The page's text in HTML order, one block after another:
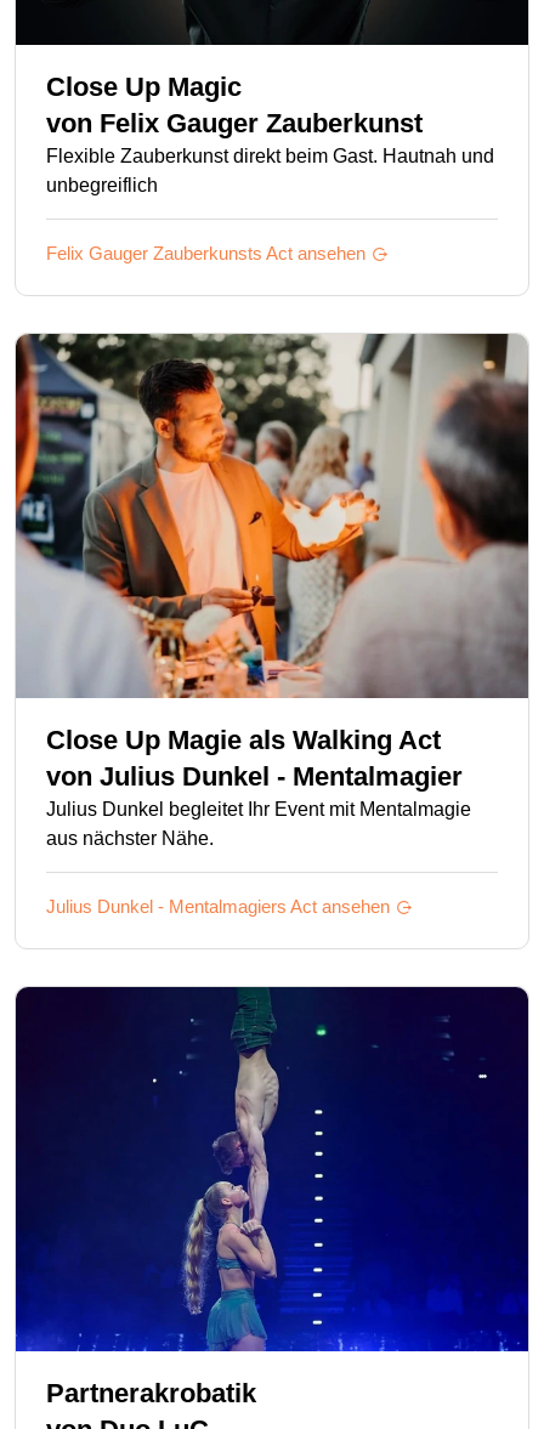
Close Up Magic
von Felix Gauger Zauberkunst
Flexible Zauberkunst direkt beim Gast. Hautnah und
unbegreiflich
Felix Gauger Zauberkunsts Act ansehen
Close Up Magie als Walking Act
von Julius Dunkel - Mentalmagier
Julius Dunkel begleitet Ihr Event mit Mentalmagie
aus nächster Nähe.
Julius Dunkel - Mentalmagiers Act ansehen
Partnerakrobatik